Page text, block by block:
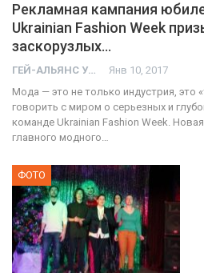
Рекламная кампания
Ukrainian Fashion Week
заскорузлых…
ГЕЙ-АЛЬЯНС УКРАИНА Янв 10, 2017
Мода — это не только индустрия, это
говорить с миром о серьезных и
команде Ukrainian Fashion Week.
главного модного…
ФОТО